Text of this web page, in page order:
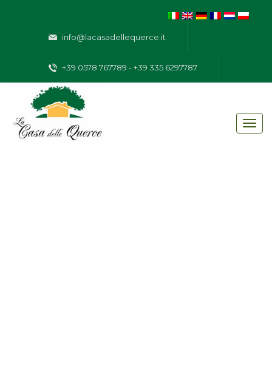
info@lacasadellequerce.it
+39 0578 767789 - +39 335 6297787